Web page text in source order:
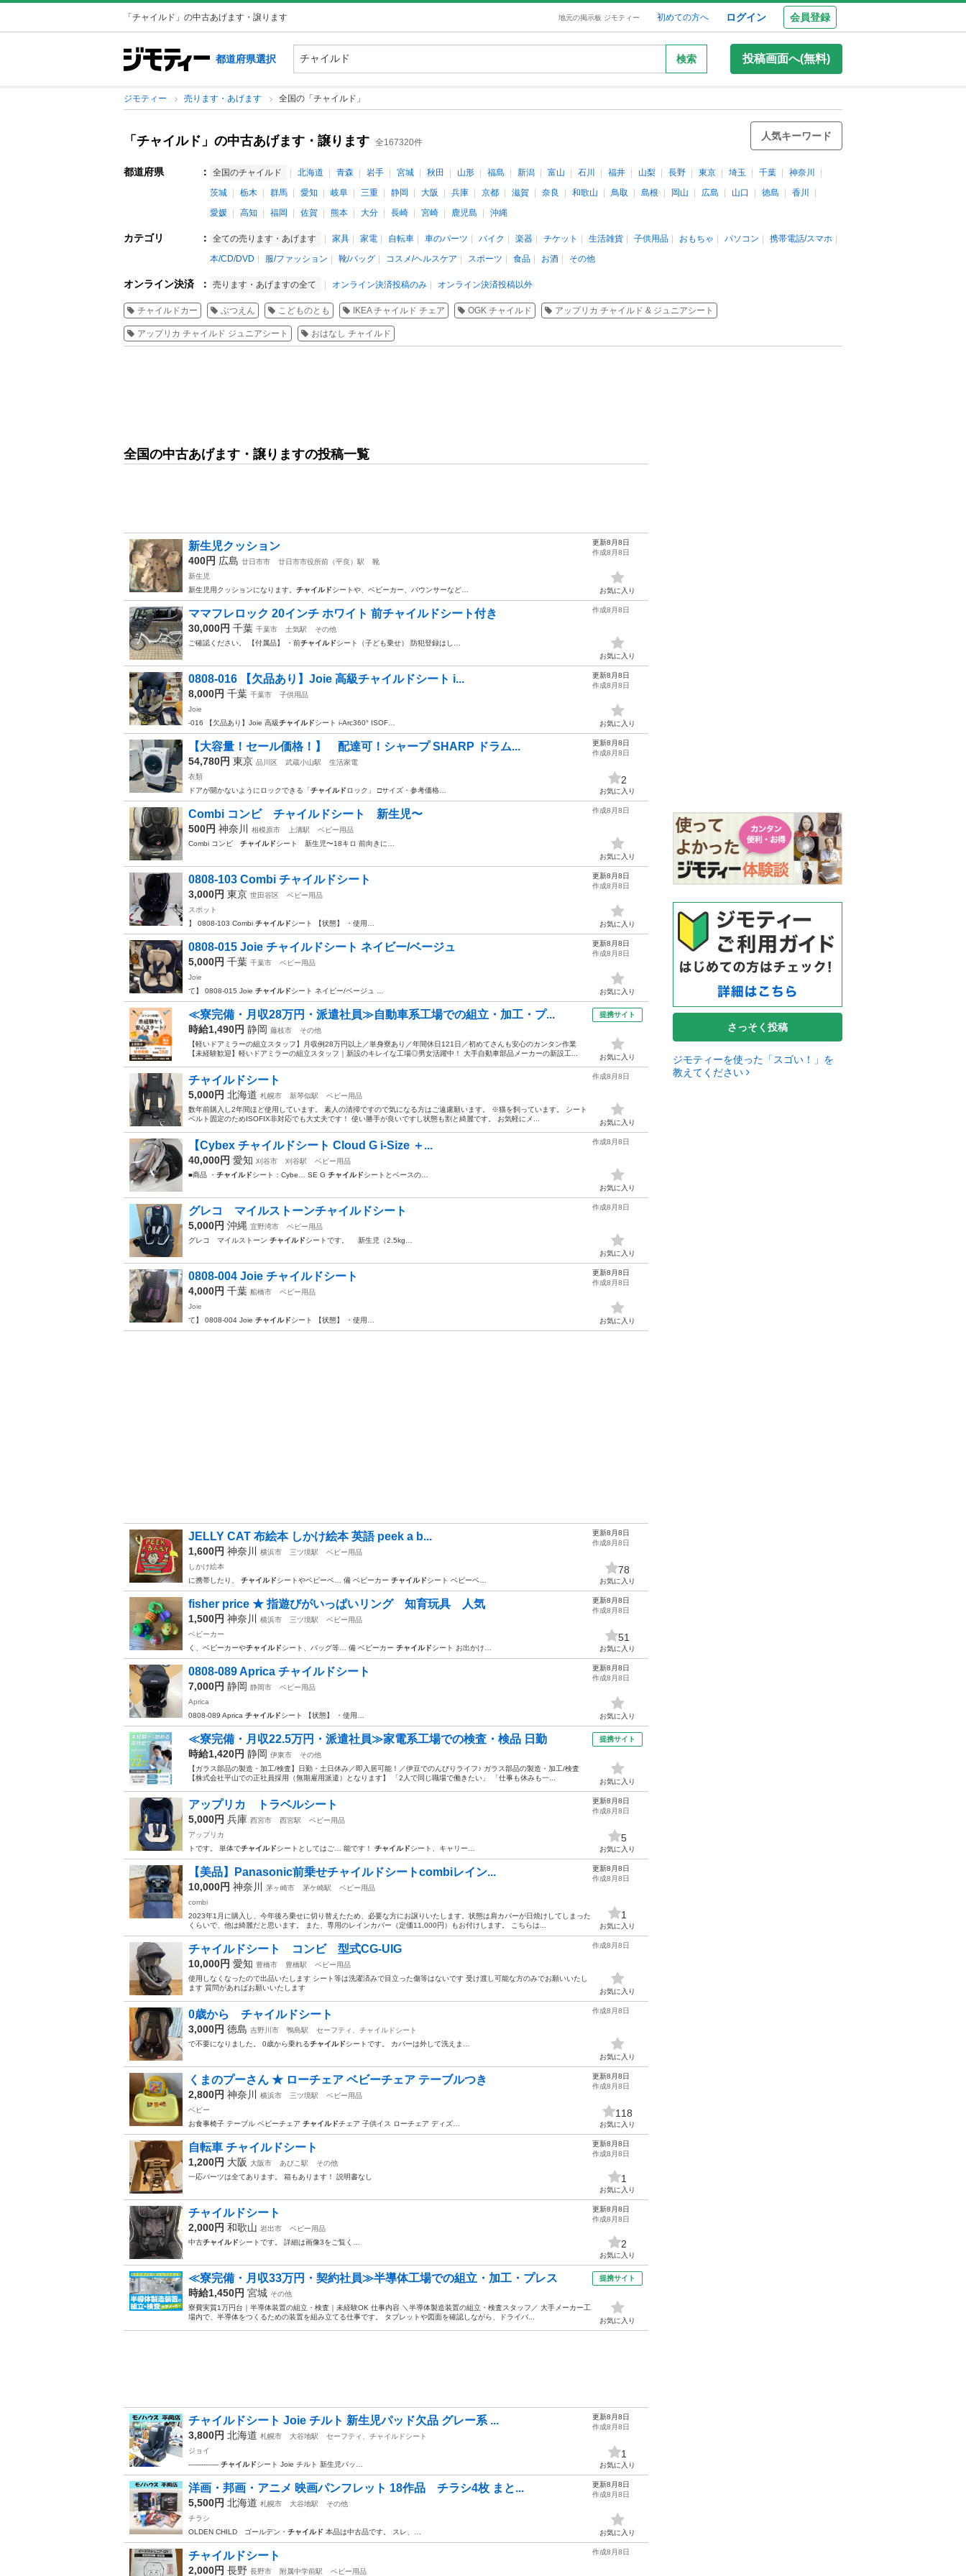
「チャイルド」の中古あげます・譲ります 地元の掲示板 ジモティー 初めての方へ ログイン 会員登録
都道府県選択 検索 投稿画面へ(無料)
ジモティー 売ります・あげます 全国の「チャイルド」
「チャイルド」の中古あげます・譲ります 全167320件
人気キーワード
都道府県 ： 全国のチャイルド 北海道 青森 岩手 宮城 秋田 山形 福島 新潟 富山 石川 福井 山梨 長野 東京 埼玉 千葉
神奈川
茨城
栃木 群馬 愛知 岐阜 三重 静岡 大阪 兵庫 京都 滋賀 奈良 和歌山 鳥取 島根 岡山 広島 山口 徳島
香川
愛媛
高知 福岡 佐賀 熊本 大分 長崎 宮崎 鹿児島 沖縄
カテゴリ ： 全ての売ります・あげます 家具 家電 自転車 車のパーツ バイク 楽器 チケット 生活雑貨 子供用品 おもちゃ パソコン
携帯電話/スマホ
本/CD/DVD
服/ファッション 靴/バッグ コスメ/ヘルスケア スポーツ 食品 お酒 その他
オンライン決済 ： 売ります・あげますの全て オンライン決済投稿のみ オンライン決済投稿以外
チャイルドカー ぶつえん こどものとも IKEA チャイルド チェア OGK チャイルド アップリカ チャイルド & ジュニアシート
アップリカ チャイルド ジュニアシート おはなし チャイルド
全国の中古あげます・譲りますの投稿一覧
新生児クッション
400円 広島 廿日市市 廿日市市役所前（平良）駅
靴
新生児
新生児用クッションになります。 チャイルドシートや、ベビーカー、バウンサーなど…
更新8月8日
作成8月8日
お気に入り
ママフレロック 20インチ ホワイト 前チャイルドシート付き
30,000円 千葉 千葉市 土気駅
その他
ご確認ください。 【付属品】 ・前チャイルドシート（子ども乗せ） 防犯登録はし…
作成8月8日
お気に入り
0808-016 【欠品あり】Joie 高級チャイルドシート i...
8,000円 千葉 千葉市
子供用品
Joie
-016 【欠品あり】Joie 高級チャイルドシート i-Arc360° ISOF…
更新8月8日
作成8月8日
お気に入り
【大容量！セール価格！】 配達可！シャープ SHARP ドラム...
54,780円 東京 品川区 武蔵小山駅
生活家電
衣類
ドアが開かないようにロックできる「チャイルド ロック」 □サイズ・参考価格…
更新8月8日
作成8月8日
2
お気に入り
Combi コンビ チャイルドシート 新生児〜
500円 神奈川 相模原市 上溝駅
ベビー用品
Combi コンビ チャイルドシート 新生児〜18キロ 前向きに…
作成8月8日
お気に入り
0808-103 Combi チャイルドシート
3,000円 東京 世田谷区
ベビー用品
スポット
】 0808-103 Combi チャイルドシート 【状態】 ・使用…
更新8月8日
作成8月8日
お気に入り
0808-015 Joie チャイルドシート ネイビー/ベージュ
5,000円 千葉 千葉市
ベビー用品
Joie
て】 0808-015 Joie チャイルドシート ネイビー/ベージュ …
更新8月8日
作成8月8日
お気に入り
≪寮完備・月収28万円・派遣社員≫自動車系工場での組立・加工・プ...
時給1,490円 静岡 藤枝市
その他
【軽いドアミラーの組立スタッフ】月収例28万円以上／単身寮あり／年間休日121日／初めてさんも安心のカンタン作業
【未経験歓迎】軽いドアミラーの組立スタッフ｜新設のキレイな工場◎男女活躍中！ 大手自動車部品メーカーの新設工...
提携サイト
お気に入り
チャイルドシート
5,000円 北海道 札幌市 新琴似駅
ベビー用品
数年前購入し2年間ほど使用しています。 素人の清掃ですので気になる方はご遠慮願います。 ※猫を飼っています。 シート
ベルト固定のためISOFIX非対応でも大丈夫です！ 使い勝手が良いですし状態も割と綺麗です。 お気軽にメ...
作成8月8日
お気に入り
【Cybex チャイルドシート Cloud G i-Size ＋...
40,000円 愛知 刈谷市 刈谷駅
ベビー用品
■商品 ・ チャイルドシート：Cybe… SE G チャイルドシートとベースの…
作成8月8日
お気に入り
グレコ マイルストーンチャイルドシート
5,000円 沖縄 宜野湾市
ベビー用品
グレコ マイルストーン チャイルドシートです。 新生児（2.5kg…
作成8月8日
お気に入り
0808-004 Joie チャイルドシート
4,000円 千葉 船橋市
ベビー用品
Joie
て】 0808-004 Joie チャイルドシート 【状態】 ・使用…
更新8月8日
作成8月8日
お気に入り
JELLY CAT 布絵本 しかけ絵本 英語 peek a b...
1,600円 神奈川 横浜市 三ツ境駅
ベビー用品
しかけ絵本
に携帯したり、 チャイルドシートやベビーベ… 備 ベビーカー チャイルドシート ベビーベ…
更新8月8日
作成8月8日
78
お気に入り
fisher price ★ 指遊びがいっぱいリング 知育玩具 人気
1,500円 神奈川 横浜市 三ツ境駅
ベビー用品
ベビーカー
く、ベビーカーやチャイルドシート、バッグ等… 備 ベビーカー チャイルドシート お出かけ…
更新8月8日
作成8月8日
51
お気に入り
0808-089 Aprica チャイルドシート
7,000円 静岡 静岡市
ベビー用品
Aprica
0808-089 Aprica チャイルドシート 【状態】 ・使用…
更新8月8日
作成8月8日
お気に入り
≪寮完備・月収22.5万円・派遣社員≫家電系工場での検査・検品 日勤
時給1,420円 静岡 伊東市
その他
【ガラス部品の製造・加工/検査】日勤・土日休み／即入居可能！／伊豆でのんびりライフ♪ ガラス部品の製造・加工/検査
【株式会社平山での正社員採用（無期雇用派遣）となります】 「2人で同じ職場で働きたい」 「仕事も休みも一...
提携サイト
お気に入り
アップリカ トラベルシート
5,000円 兵庫 西宮市 西宮駅
ベビー用品
アップリカ
トです。 単体でチャイルドシートとしてはご… 能です！ チャイルドシート、キャリー…
更新8月8日
作成8月8日
5
お気に入り
【美品】Panasonic前乗せチャイルドシートcombiレイン...
10,000円 神奈川 茅ヶ崎市 茅ケ崎駅
ベビー用品
combi
2023年1月に購入し、今年後ろ乗せに切り替えたため、必要な方にお譲りいたします。状態は肩カバーが日焼けしてしまった
くらいで、他は綺麗だと思います。 また、専用のレインカバー（定価11,000円）もお付けします。 こちらは...
更新8月8日
作成8月8日
1
お気に入り
チャイルドシート コンビ 型式CG-UIG
10,000円 愛知 豊橋市 豊橋駅
ベビー用品
使用しなくなったので出品いたします シート等は洗濯済みで目立った傷等はないです 受け渡し可能な方のみでお願いいたし
ます 質問があればお願いいたします
作成8月8日
お気に入り
0歳から チャイルドシート
3,000円 徳島 吉野川市 鴨島駅
セーフティ、チャイルドシート
で不要になりました。 0歳から乗れるチャイルドシートです。 カバーは外して洗えま…
作成8月8日
お気に入り
くまのプーさん ★ ローチェア ベビーチェア テーブルつき
2,800円 神奈川 横浜市 三ツ境駅
ベビー用品
ベビー
お食事椅子 テーブル ベビーチェア チャイルドチェア 子供イス ローチェア ディズ…
更新8月8日
作成8月8日
118
お気に入り
自転車 チャイルドシート
1,200円 大阪 大阪市 あびこ駅
その他
一応パーツは全てあります。 箱もあります！ 説明書なし
更新8月8日
作成8月8日
1
お気に入り
チャイルドシート
2,000円 和歌山 岩出市
ベビー用品
中古チャイルドシートです。 詳細は画像3をご覧く…
更新8月8日
作成8月8日
2
お気に入り
≪寮完備・月収33万円・契約社員≫半導体工場での組立・加工・プレス
時給1,450円 宮城 その他
寮費実質1万円台｜半導体装置の組立・検査｜未経験OK 仕事内容 ＼半導体製造装置の組立・検査スタッフ／ 大手メーカー工
場内で、半導体をつくるための装置を組み立てる仕事です。 タブレットや図面を確認しながら、ドライバ...
提携サイト
お気に入り
チャイルドシート Joie チルト 新生児パッド欠品 グレー系 ...
3,800円 北海道 札幌市 大谷地駅
セーフティ、チャイルドシート
ジョイ
-------------- チャイルドシート Joie チルト 新生児パッ…
更新8月8日
作成8月8日
1
お気に入り
洋画・邦画・アニメ 映画パンフレット 18作品 チラシ4枚 まと...
5,500円 北海道 札幌市 大谷地駅
その他
チラシ
OLDEN CHILD ゴールデン・ チャイルド 本品は中古品です。 スレ、…
更新8月8日
作成8月8日
お気に入り
チャイルドシート
2,000円 長野 長野市 附属中学前駅 ベビー用品
作成8月8日
さっそく投稿
ジモティーを使った「スゴい！」を
教えてください